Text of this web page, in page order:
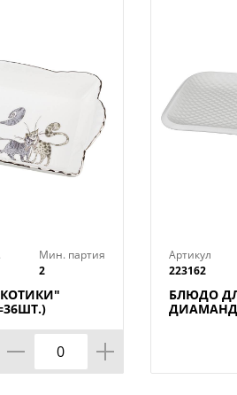
Мин. партия
2
Артикул
223162
БЛЮДО
ДИАМАНД,